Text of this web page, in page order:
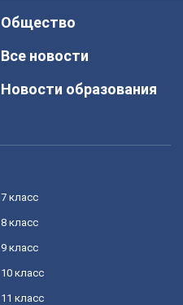
Общество
Все новости
Новости образования
7 класс
8 класс
9 класс
10 класс
11 класс